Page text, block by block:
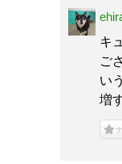
キ
ご
い
増